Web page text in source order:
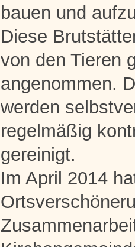
bauen und
Diese
von den Tieren
angenommen.
werden
regelmäßig
gereinigt.
Im April 2014